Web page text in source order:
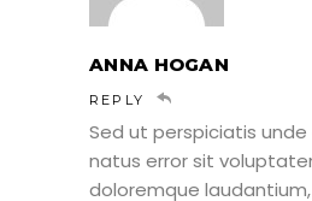
ANNA HOGAN
REPLY
Sed ut perspiciatis
natus error sit
doloremque